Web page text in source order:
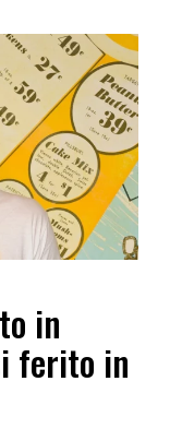
in
ferito in